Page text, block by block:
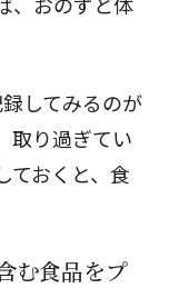
してみるのが
取り過ぎてい
ておくと、食
む食品をプ